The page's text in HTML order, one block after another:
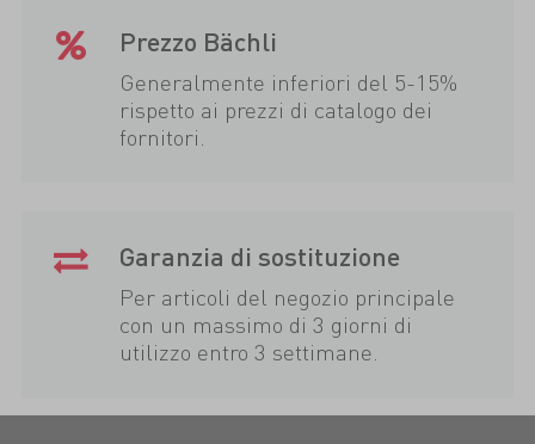
Prezzo Bächli
Generalmente inferiori del 5-15%
rispetto ai prezzi di catalogo dei
fornitori.
Garanzia di sostituzione
Per articoli del negozio principale
con un massimo di 3 giorni di
utilizzo entro 3 settimane.